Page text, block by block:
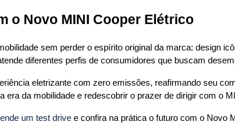
o Novo MINI Cooper Elétrico
sem perder o espírito original da marca: design
diferentes perfis de consumidores que buscam
eletrizante com zero emissões, reafirmando seu
era da mobilidade e redescobrir o prazer de dirigir com o
um test drive e confira na prática o futuro com o Novo